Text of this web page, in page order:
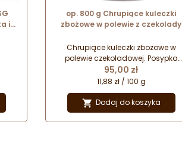
i
op. 800 g Chrupiące kuleczki
zbożowe w polewie z czekolady
Caramel Crispearls™ Callebaut
Chrupiące kuleczki zbożowe w
polewie czekoladowej. Posypka
dekoracyjna do urozmaicania i
ozdabiania lodów, wypieków,
deserów, gorącej czekolady i
napojów kawowych.
Cena
95,00 zł
11,88 zł / 100 g
 Dodaj do koszyka